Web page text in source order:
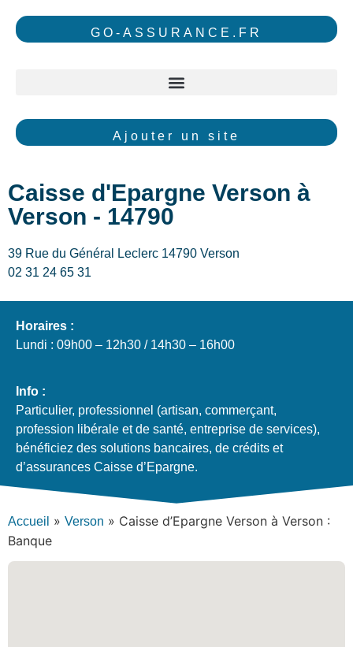
GO-ASSURANCE.FR
Ajouter un site
Caisse d'Epargne Verson à
Verson - 14790
39 Rue du Général Leclerc 14790 Verson
02 31 24 65 31
Horaires :
Lundi : 09h00 – 12h30 / 14h30 – 16h00
Info :
Particulier, professionnel (artisan, commerçant,
profession libérale et de santé, entreprise de services),
bénéficiez des solutions bancaires, de crédits et
d’assurances Caisse d’Epargne.
Accueil » Verson » Caisse d’Epargne Verson à Verson :
Banque